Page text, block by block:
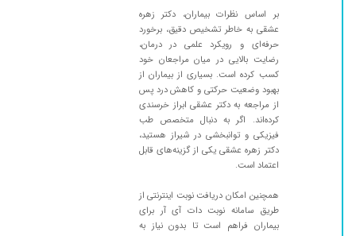
سلام علیکم مادرم از درد شانه نارحت بود خانم دکتر
برایشان گردنبند و دستبند طبی تجویز کردند
من برای گرفتن نوارعصب به ایشون مراجعه کردم.
دکتر خوش اخلاق و با حوصله ای هستن و تمام
سوالات بیمار پاسخ میدهند
دکتر فوقالعاده خوب و با حوصله هستن با متانت
کامل به صحبتهای بیمار گوش میکنند
پدرم ماهیچهاش تحلیل میرفت بردم خدمت دکتر
مادرم مراجعه کردند
درد ستون فقرات
بر اساس نظرات بیماران، دکتر زهره
عشقی به خاطر تشخیص دقیق، برخورد
حرفه‌ای و رویکرد علمی در درمان،
رضایت بالایی در میان مراجعان خود
کسب کرده است. بسیاری از بیماران از
بهبود وضعیت حرکتی و کاهش درد پس
از مراجعه به دکتر عشقی ابراز خرسندی
کرده‌اند. اگر به دنبال متخصص طب
فیزیکی و توانبخشی در شیراز هستید،
دکتر زهره عشقی یکی از گزینه‌های قابل
اعتماد است.
همچنین امکان دریافت نوبت اینترنتی از
طریق سامانه نوبت دات آی آر برای
بیماران فراهم است تا بدون نیاز به